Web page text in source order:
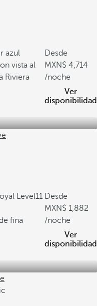
azul
vista al
Riviera
Desde
4,714
/noche
Ver
disponibilidad
Level11
fina
Desde
1,882
/noche
Ver
disponibilidad